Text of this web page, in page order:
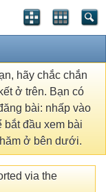
hãy chắc chắn
ở trên. Bạn có
bài: nhấp vào
bắt đầu xem bài
ở bên dưới.
via the